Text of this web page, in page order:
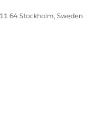
64 Stockholm, Sweden